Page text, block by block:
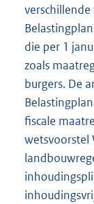
die per 1
zoals
burgers. De
fiscale
wetsvoorstel